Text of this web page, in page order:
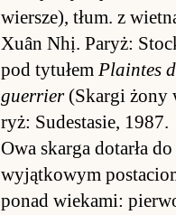
wier­sze), tłum. z
Xuân Nhị. Pa­ryż:
pod ty­tu­łemPlain­tes
guer­rier(Skargi żony
ryż: Su­de­stasie, 1987.
Owa skarga do­tarła
wy­jąt­ko­wym
po­nad wie­ka­mi: